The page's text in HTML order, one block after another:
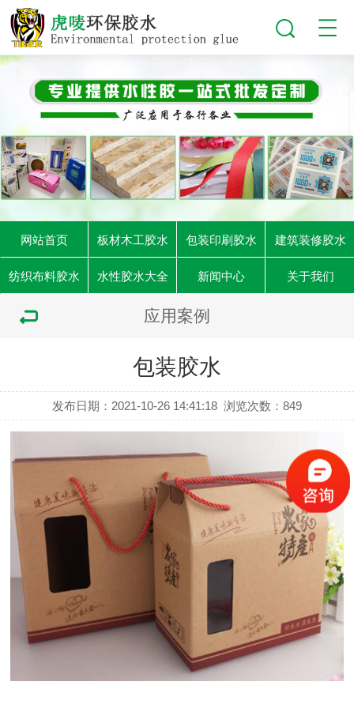
网站首页 板材木工胶水 包装印刷胶水 建筑装修胶水
纺织布料胶水 水性胶水大全 新闻中心 关于我们
应用案例
包装胶水
发布日期：2021-10-26 14:41:18 浏览次数：849